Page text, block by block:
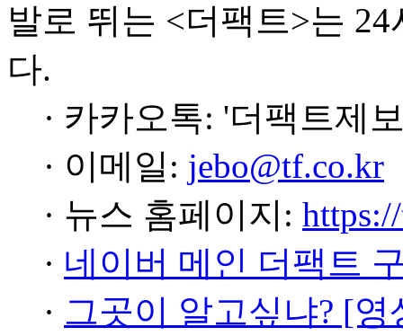
발로 뛰는 <더팩트>는
다.
· 카카오톡: '더팩트제
· 이메일: jebo@tf.co.kr
· 뉴스 홈페이지:
· 네이버 메인 더팩트
· 그곳이 알고싶냐? [